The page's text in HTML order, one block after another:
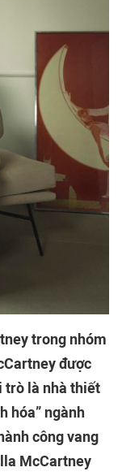
trong nhóm
được
trò là nhà thiết
hóa” ngành
công vang
McCartney